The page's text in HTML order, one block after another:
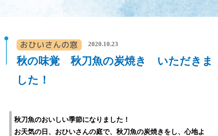
事業内容
採用情報
2020.10.23
秋の味覚 秋刀魚の炭焼き いただきま
した！
秋刀魚のおいしい季節になりました！
お天気の日、おひいさんの庭で、秋刀魚の炭焼きをし、心地よ